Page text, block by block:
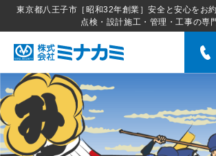
東京都八王子市［昭和32年創業］安全と安心をお
点検・設計施工・管理・工事の専